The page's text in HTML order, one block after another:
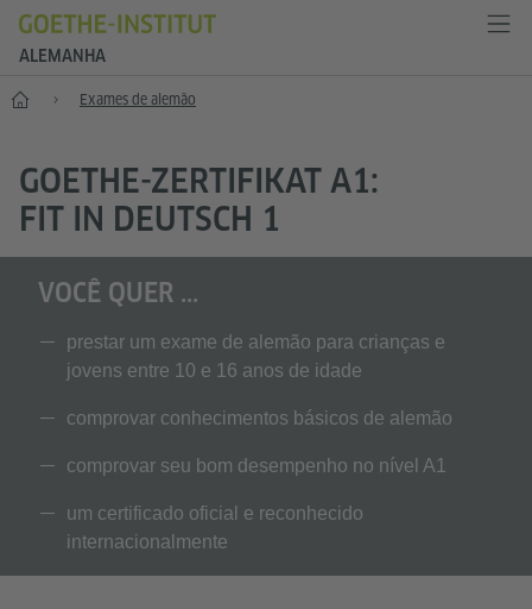
ALEMANHA
-- Exames de alemão
GOETHE-ZERTIFIKAT A1:
FIT IN DEUTSCH 1
VOCÊ QUER ...
prestar um exame de alemão para crianças e
jovens entre 10 e 16 anos de idade
comprovar conhecimentos básicos de alemão
comprovar seu bom desempenho no nível A1
um certificado oficial e reconhecido
internacionalmente